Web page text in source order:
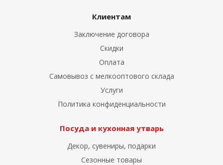
Клиентам
Заключение договора
Скидки
Оплата
Самовывоз с мелкооптового склада
Услуги
Политика конфиденциальности
Посуда и кухонная утварь
Декор, сувениры, подарки
Сезонные товары